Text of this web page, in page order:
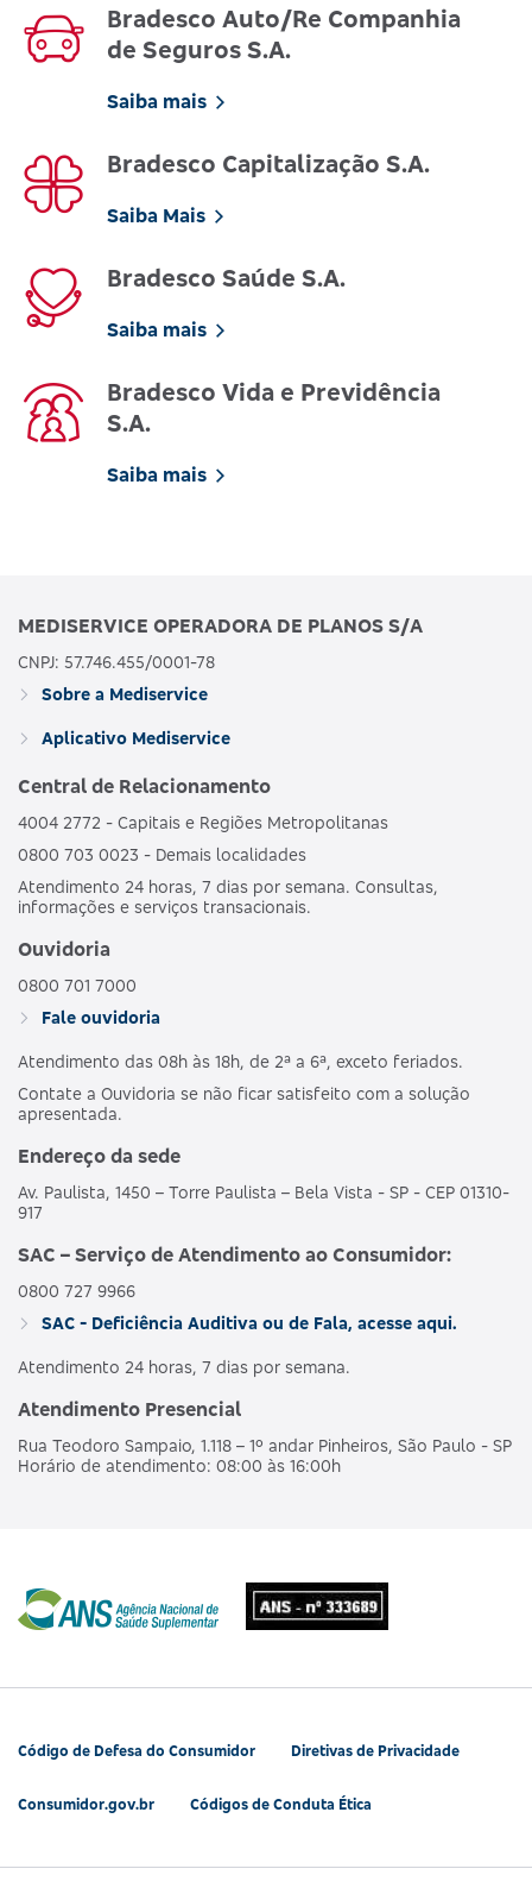
Bradesco Auto/Re Companhia
de Seguros S.A.
Saiba mais
Bradesco Capitalização S.A.
Saiba Mais
Bradesco Saúde S.A.
Saiba mais
Bradesco Vida e Previdência
S.A.
Saiba mais
MEDISERVICE OPERADORA DE PLANOS S/A
CNPJ: 57.746.455/0001-78
Sobre a Mediservice
Aplicativo Mediservice
Central de Relacionamento
4004 2772 - Capitais e Regiões Metropolitanas
0800 703 0023 - Demais localidades
Atendimento 24 horas, 7 dias por semana. Consultas,
informações e serviços transacionais.
Ouvidoria
0800 701 7000
Fale ouvidoria
Atendimento das 08h às 18h, de 2ª a 6ª, exceto feriados.
Contate a Ouvidoria se não ficar satisfeito com a solução
apresentada.
Endereço da sede
Av. Paulista, 1450 – Torre Paulista – Bela Vista - SP - CEP 01310-
917
SAC – Serviço de Atendimento ao Consumidor:
0800 727 9966
SAC - Deficiência Auditiva ou de Fala, acesse aqui.
Atendimento 24 horas, 7 dias por semana.
Atendimento Presencial
Rua Teodoro Sampaio, 1.118 – 1º andar Pinheiros, São Paulo - SP
Horário de atendimento: 08:00 às 16:00h
Código de Defesa do Consumidor Diretivas de Privacidade
Consumidor.gov.br Códigos de Conduta Ética